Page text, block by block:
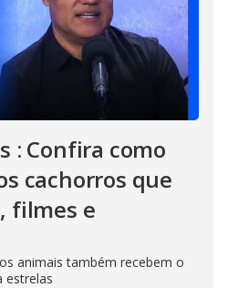
: Confira como
cachorros que
filmes e
animais também recebem o
estrelas